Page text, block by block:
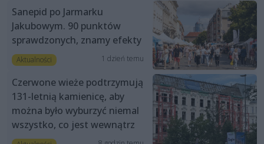
Sanepid po Jarmarku
Jakubowym. 90 punktów
sprawdzonych, znamy efekty
Aktualności 1 dzień temu
Czerwone wieże podtrzymują
131-letnią kamienicę, aby
można było wyburzyć niemal
wszystko, co jest wewnątrz